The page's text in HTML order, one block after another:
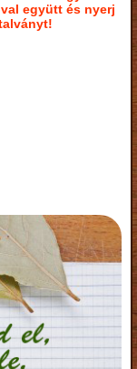
együtt és nyerj